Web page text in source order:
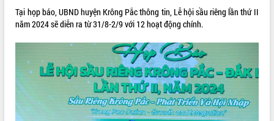
Tại họp báo, UBND huyện Krông Pắc thông tin, Lễ hội sầu riêng lần thứ II
năm 2024 sẽ diễn ra từ 31/8-2/9 với 12 hoạt động chính.